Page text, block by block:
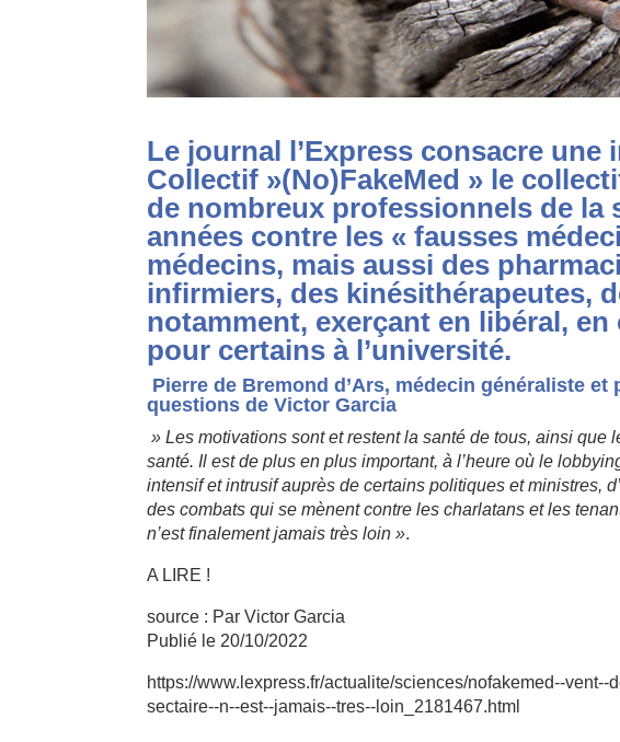
Le journal l’Express consacre une
Collectif »(No)FakeMed » le
de nombreux professionnels de la
années contre les « fausses
médecins, mais aussi des
infirmiers, des kinésithérapeutes,
notamment, exerçant en libéral,
pour certains à l’université.
Pierre de Bremond d’Ars, médecin généraliste
questions de Victor Garcia
» Les motivations sont et restent la santé de tous, ainsi
santé. Il est de plus en plus important, à l’heure où le
intensif et intrusif auprès de certains politiques et ministres,
des combats qui se mènent contre les charlatans et les
n’estfinalement jamais très loin ».
A LIRE !
source : Par Victor Garcia
Publié le 20/10/2022
https://www.lexpress.fr/actualite/sciences/nofakemed-­‐vent-­
sectaire-­‐n-­‐est-­‐jamais-­‐tres-­‐loin_2181467.html